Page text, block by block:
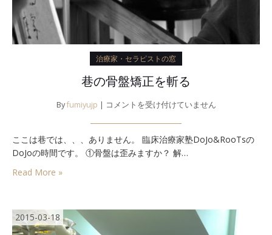
治療家・セラピストの窓
巷の骨盤矯正を斬る
Byfumiyujp | 巷
盤
矯
コメントを受け付けていません
ここは巷では、、、ありません。 臨床治療家塾DoJo&RooTsの
DoJoの時間です。 ①骨盤は歪みますか？ 解…
Read More »
2015-03-18